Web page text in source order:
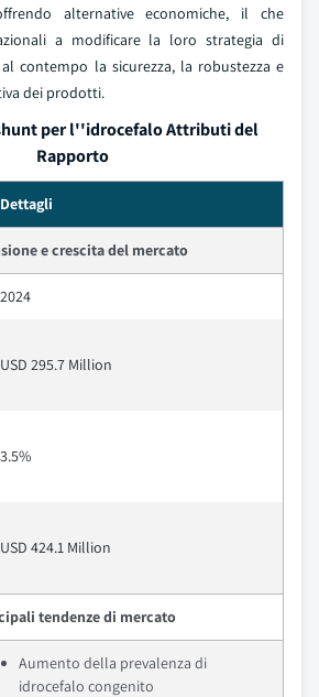
alternative economiche, il che
a modificare la loro strategia di
contempo la sicurezza, la robustezza e
dei prodotti.
per l''idrocefalo Attributi del
Rapporto
Dettagli
e crescita del mercato
2024
USD 295.7 Million
3.5%
USD 424.1 Million
tendenze di mercato
Aumento della prevalenza di
idrocefalo congenito